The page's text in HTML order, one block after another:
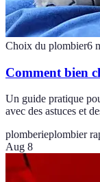
Choix du plombier6
Comment bien
Un guide pratique
avec des astuces et
plomberieplombier
Aug 8